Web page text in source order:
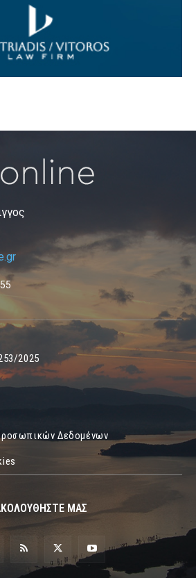
2025
Δεδομένων
ΜΑΣ